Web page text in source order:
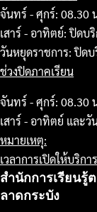
จันทร์ - ศุกร์: 08.30
เสาร์ - อาทิตย์: ปิดบ
วันหยุดราชการ: ปิดบ
ช่วงปิดภาคเรียน
จันทร์ - ศุกร์: 08.30
เสาร์ - อาทิตย์ และ
หมายเหตุ:
เวลาการเปิดให้บริก
สำนักการเรียนรู้
ลาดกระบัง